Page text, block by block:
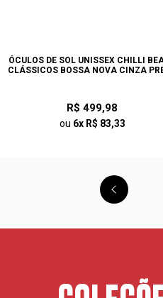
ÓCULOS DE SOL UNISSEX CHILLI
CLÁSSICOS BOSSA NOVA CINZA
R$ 499,98
ou 6x R$ 83,33